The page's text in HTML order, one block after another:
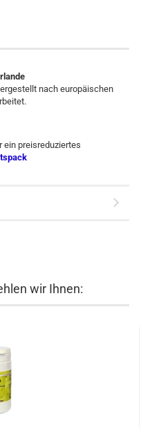
nach europäischen
ein preisreduziertes
wir Ihnen: